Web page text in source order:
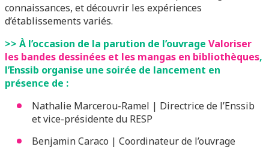
connaissances, et découvrir les expériences
d’établissements variés.
>> À l’occasion de la parution de l’ouvrage Valoriser
les bandes dessinées et les mangas en bibliothèques,
l’Enssib organise une soirée de lancement en
présence de :
Nathalie Marcerou-Ramel | Directrice de l’Enssib
et vice-présidente du RESP
Benjamin Caraco | Coordinateur de l’ouvrage